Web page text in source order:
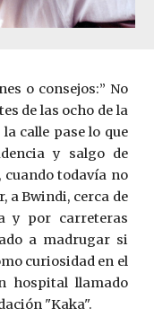
o consejos:” No
de las ocho de la
calle pase lo que
y salgo de
cuando todavía no
a Bwindi, cerca de
y por carreteras
a madrugar si
curiosidad en el
hospital llamado
"Kaka".